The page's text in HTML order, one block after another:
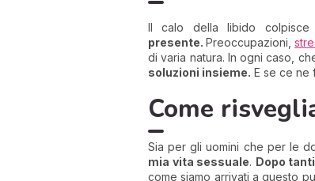
Il calo della libido
presente.Preoccupazioni,
di varia natura. In ogni caso,
soluzioni insieme. E se ce ne
Come
Sia per gli uomini che per le
mia vita sessuale. Dopo
come siamo arrivati a questo